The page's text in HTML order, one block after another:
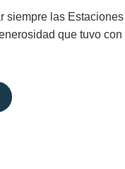
siempre las
que tuvo con